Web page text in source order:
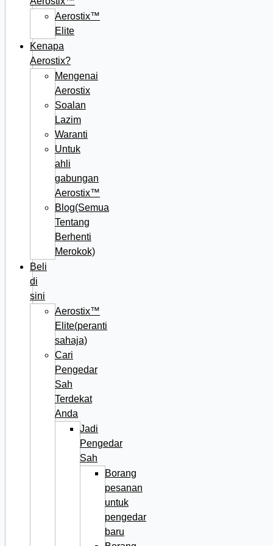
Aerostix™
Elite
Kenapa
Aerostix?
Mengenai
Aerostix
Soalan
Lazim
Waranti
Untuk
ahli
gabungan
Aerostix™
Blog(Semua
Tentang
Berhenti
Merokok)
Beli
di
sini
Aerostix™
Elite(peranti
sahaja)
Cari
Pengedar
Sah
Terdekat
Anda
Jadi
Pengedar
Sah
Borang
pesanan
untuk
pengedar
baru